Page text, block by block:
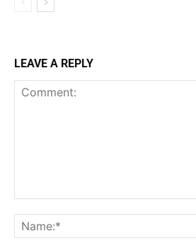
LEAVE A REPLY